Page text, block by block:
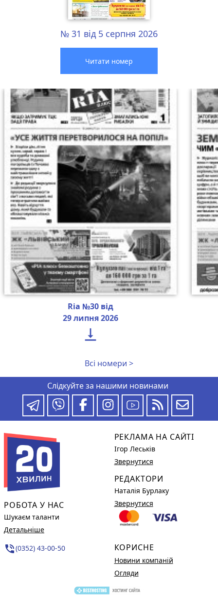
№ 31 від 5 серпня 2026
Читати номер
Ria №30 від
29 липня 2026

Всі номери >
Слідкуйте за нашими новинами
РОБОТА У НАС
Шукаєм таланти
Детальніше
phone_in_talk(0352) 43-00-50
РЕКЛАМА НА САЙТІ
Ігор Леськів
Звернутися
РЕДАКТОРИ
Наталія Бурлаку
Звернутися
КОРИСНЕ
Новини компаній
Огляди